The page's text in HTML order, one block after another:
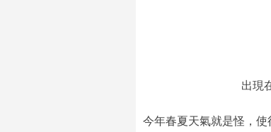
出現
今年春夏天氣就是怪，